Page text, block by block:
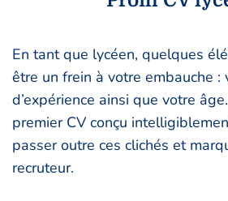
En tant que lycéen, quelques
être un frein à votre embauche :
d’expérience ainsi que votre
premier CV conçu
passer outre ces clichés et
recruteur.